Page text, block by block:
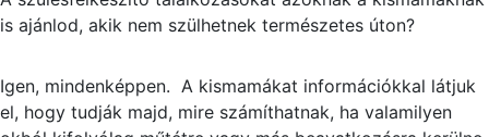
is ajánlod, akik nem szülhetnek természetes úton?
Igen, mindenképpen. A kismamákat információkkal látjuk
el, hogy tudják majd, mire számíthatnak, ha valamilyen